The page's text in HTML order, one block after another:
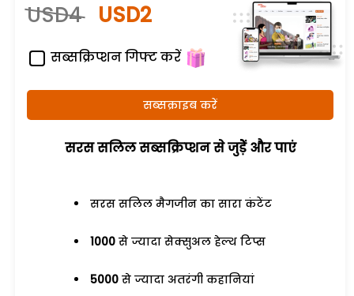
USD4 USD2
सब्सक्रिप्शन गिफ्ट करें
सब्सक्राइब करें
सरस सलिल सब्सक्रिप्शन से जुड़ेें और पाएं
सरस सलिल मैगजीन का सारा कंटेंट
1000 से ज्यादा सेक्सुअल हेल्थ टिप्स
5000 से ज्यादा अतरंगी कहानियां